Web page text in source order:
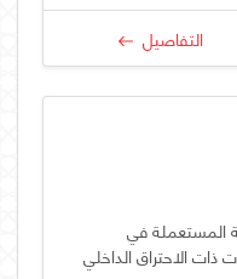
التفاصيل
المستعملة في
ذات الاحتراق الداخلي